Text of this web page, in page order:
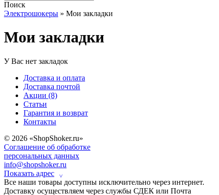
Поиск
Электрошокеры » Мои закладки
Мои закладки
У Вас нет закладок
Доставка и оплата
Доставка почтой
Акции (8)
Статьи
Гарантия и возврат
Контакты
© 2026 «ShopShoker.ru»
Соглашение об обработке
персональных данных
info@shopshoker.ru
Показать адрес
˅
Все наши товары доступны исключительно через интернет.
Доставку осуществляем через службы СДЕК или Почта